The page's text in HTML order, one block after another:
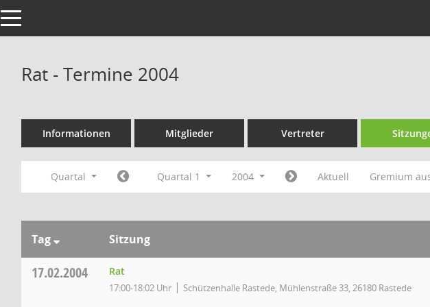
Toggle navigation
Rat - Termine 2004
Informationen Mitglieder Vertreter
Quartal Quartal 1 2004 Aktuell Gremium
Tag Sitzung
17.02.2004 Rat
17:00-18:02 Uhr Schützenhalle Rastede, Mühlenstraße 33, 26180 Rastede